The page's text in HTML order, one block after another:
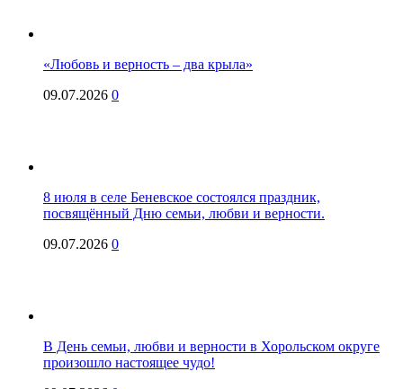
«Любовь и верность – два крыла»
09.07.2026 0
8 июля в селе Беневское состоялся праздник,
посвящённый Дню семьи, любви и верности.
09.07.2026 0
В День семьи, любви и верности в Хорольском округе
произошло настоящее чудо!